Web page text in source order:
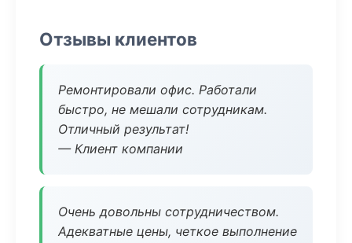
Отзывы клиентов
Ремонтировали офис. Работали
быстро, не мешали сотрудникам.
Отличный результат!
— Клиент компании
Очень довольны сотрудничеством.
Адекватные цены, четкое выполнение